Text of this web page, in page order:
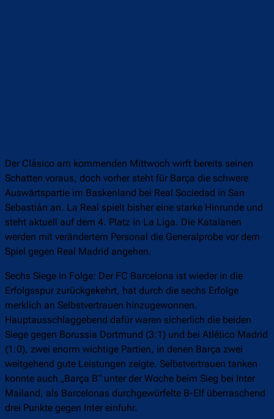
Der Clásico am kommenden Mittwoch wirft bereits seinen
Schatten voraus, doch vorher steht für Barça die schwere
Auswärtspartie im Baskenland bei Real Sociedad in San
Sebastián an. La Real spielt bisher eine starke Hinrunde und
steht aktuell auf dem 4. Platz in La Liga. Die Katalanen
werden mit verändertem Personal die Generalprobe vor dem
Spiel gegen Real Madrid angehen.
Sechs Siege in Folge: Der FC Barcelona ist wieder in die
Erfolgsspur zurückgekehrt, hat durch die sechs Erfolge
merklich an Selbstvertrauen hinzugewonnen.
Hauptausschlaggebend dafür waren sicherlich die beiden
Siege gegen Borussia Dortmund (3:1) und bei Atlético Madrid
(1:0), zwei enorm wichtige Partien, in denen Barça zwei
weitgehend gute Leistungen zeigte. Selbstvertrauen tanken
konnte auch „Barça B“ unter der Woche beim Sieg bei Inter
Mailand, als Barcelonas durchgewürfelte B-Elf überraschend
drei Punkte gegen Inter einfuhr.